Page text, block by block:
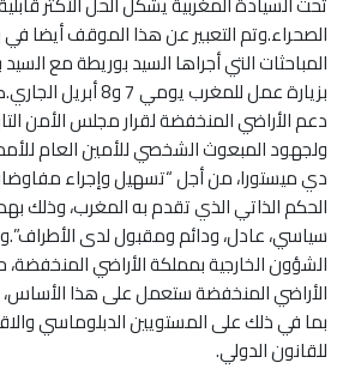
الصحراء.وتم التعبير عن هذا الموقف أيضا
المباحثات التي أجراها السيد بوريطة مع
بزيارة عمل للمغرب
ولجهود المبعوث الشخصي للأمين العام
دي ميستورا، من أجل “تسهيل وإجراء
الحكم الذاتي الذي تقدم به المغرب، وذلك
سياسي، عادل، ودائم ومقبول لدى
الشؤون الخارجية بمملكة الأراضي
الأراضي المنخفضة ستعمل على هذا
بما في ذلك على المستويين الدبلوماسي
للقانون الدولي.